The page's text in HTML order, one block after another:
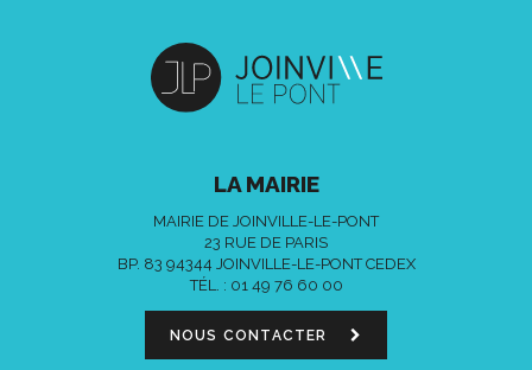
LA MAIRIE
MAIRIE DE JOINVILLE-LE-PONT
23 RUE DE PARIS
BP. 83 94344 JOINVILLE-LE-PONT CEDEX
TÉL. : 01 49 76 60 00
NOUS CONTACTER